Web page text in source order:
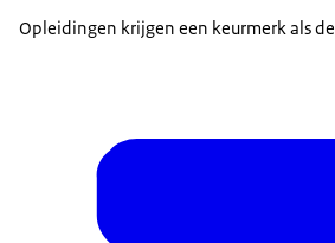
Opleidingen krijgen een keurmerk als de